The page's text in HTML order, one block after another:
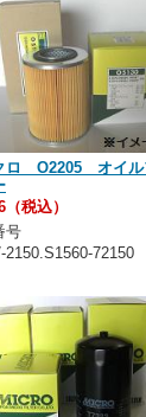
ロ O2205 オイル
税込）
号
2150.S1560-72150